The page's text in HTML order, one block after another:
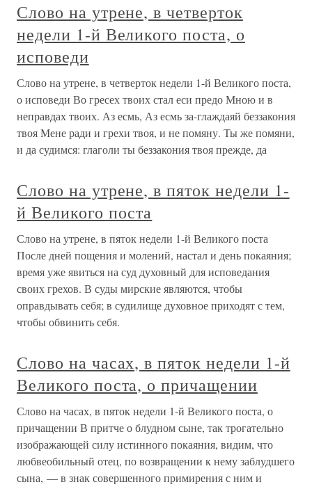
Слово на утрене, в четверток
недели 1-й Великого поста, о
исповеди
Слово на утрене, в четверток недели 1-й Великого поста,
о исповеди Во гресех твоих стал еси предо Мною и в
неправдах твоих. Аз есмь, Аз есмь за-глаждаяй беззакония
твоя Мене ради и грехи твоя, и не помяну. Ты же помяни,
и да судимся: глаголи ты беззакония твоя прежде, да
Слово на утрене, в пяток недели 1-
й Великого поста
Слово на утрене, в пяток недели 1-й Великого поста
После дней пощения и молений, настал и день покаяния;
время уже явиться на суд духовный для исповедания
своих грехов. В суды мирские являются, чтобы
оправдывать себя; в судилище духовное приходят с тем,
чтобы обвинить себя.
Слово на часах, в пяток недели 1-й
Великого поста, о причащении
Слово на часах, в пяток недели 1-й Великого поста, о
причащении В притче о блудном сыне, так трогательно
изображающей силу истинного покаяния, видим, что
любвеобильный отец, по возвращении к нему заблудшего
сына, — в знак совершенного примирения с ним и